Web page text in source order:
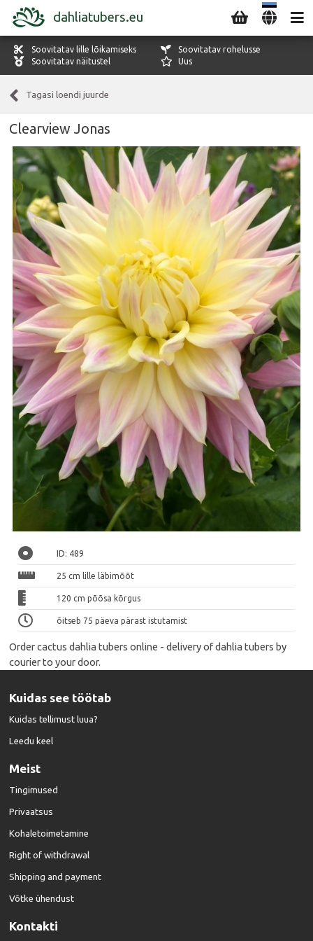
dahliatubers.eu
Soovitatav lille lõikamiseks
Soovitatav rohelusse
Soovitatav näitustel
Uus
Tagasi loendi juurde
Clearview Jonas
ID: 489
25 cm lille läbimõõt
120 cm põõsa kõrgus
õitseb 75 päeva pärast istutamist
Order cactus dahlia tubers online - delivery of dahlia tubers by
courier to your door.
Kuidas see töötab
Kuidas tellimust luua?
Leedu keel
Meist
Tingimused
Privaatsus
Kohaletoimetamine
Right of withdrawal
Shipping and payment
Võtke ühendust
Kontakti